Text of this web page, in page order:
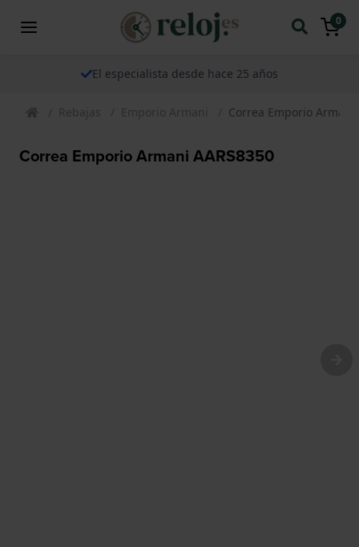
0
El especialista desde hace 25 años
Rebajas Emporio Armani Correa Emporio Armani
Correa Emporio Armani AARS8350